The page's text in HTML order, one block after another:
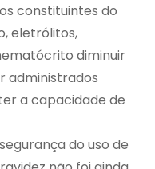
constituintes do
eletrólitos,
diminuir
administrados
a capacidade de
do uso de